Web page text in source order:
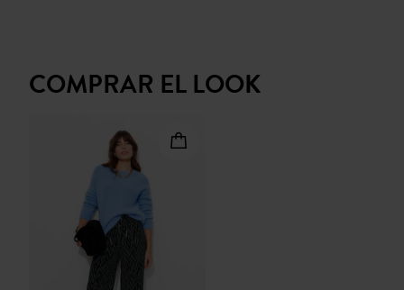
COMPRAR EL LOOK